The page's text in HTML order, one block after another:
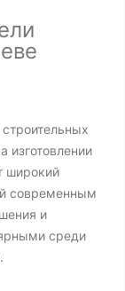
изготовлении
широкий
современным
и
среди